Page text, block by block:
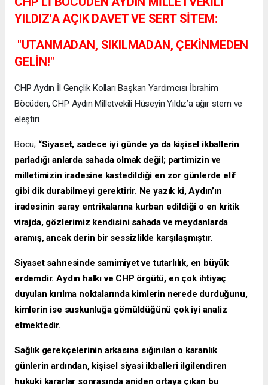
YILDIZ'A AÇIK DAVET VE SERT SİTEM:
"UTANMADAN, SIKILMADAN, ÇEKİNMEDEN
GELİN!"
CHP Aydın İl Gençlik Kolları Başkan Yardımcısı İbrahim
Böcüden, CHP Aydın Milletvekili Hüseyin Yıldız’a ağır stem ve
eleştiri.
​Böcü; “Siyaset, sadece iyi günde ya da kişisel ikballerin
parladığı anlarda sahada olmak değil; partimizin ve
milletimizin iradesine kastedildiği en zor günlerde elif
gibi dik durabilmeyi gerektirir. Ne yazık ki, Aydın’ın
iradesinin saray entrikalarına kurban edildiği o en kritik
virajda, gözlerimiz kendisini sahada ve meydanlarda
aramış, ancak derin bir sessizlikle karşılaşmıştır.
Siyaset sahnesinde samimiyet ve tutarlılık, en büyük
erdemdir. Aydın halkı ve CHP örgütü, en çok ihtiyaç
duyulan kırılma noktalarında kimlerin nerede durduğunu,
kimlerin ise suskunluğa gömüldüğünü çok iyi analiz
etmektedir.
Sağlık gerekçelerinin arkasına sığınılan o karanlık
günlerin ardından, kişisel siyasi ikballeri ilgilendiren
hukuki kararlar sonrasında aniden ortaya çıkan bu